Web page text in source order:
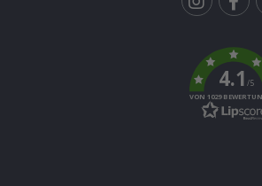
4.1/5
VON 1029